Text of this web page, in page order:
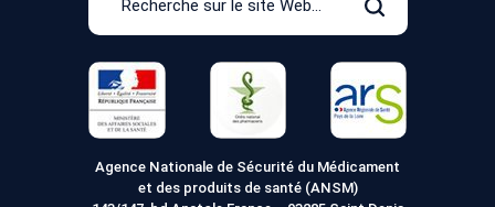
le
site
Web
Rechercher
Agence Nationale de Sécurité du Médicament
et des produits de santé (ANSM)